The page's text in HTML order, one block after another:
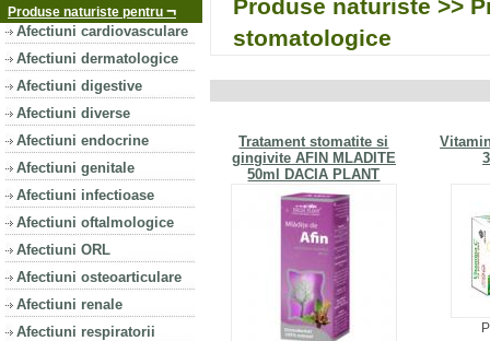
Produse naturiste pentru ¬
Afectiuni cardiovasculare
Afectiuni dermatologice
Afectiuni digestive
Afectiuni diverse
Afectiuni endocrine
Afectiuni genitale
Afectiuni infectioase
Afectiuni oftalmologice
Afectiuni ORL
Afectiuni osteoarticulare
Afectiuni renale
Afectiuni respiratorii
Produse naturiste >>
stomatologice
Tratament stomatite si
gingivite AFIN MLADITE
50ml DACIA PLANT